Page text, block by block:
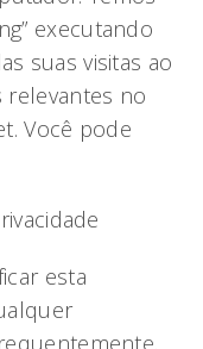
executando
suas visitas ao
relevantes no
Você pode
esta